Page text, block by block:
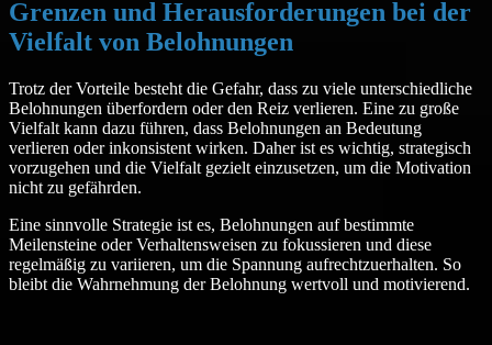
Grenzen und Herausforderungen bei der
Vielfalt von Belohnungen
Trotz der Vorteile besteht die Gefahr, dass zu viele unterschiedliche
Belohnungen überfordern oder den Reiz verlieren. Eine zu große
Vielfalt kann dazu führen, dass Belohnungen an Bedeutung
verlieren oder inkonsistent wirken. Daher ist es wichtig, strategisch
vorzugehen und die Vielfalt gezielt einzusetzen, um die Motivation
nicht zu gefährden.
Eine sinnvolle Strategie ist es, Belohnungen auf bestimmte
Meilensteine oder Verhaltensweisen zu fokussieren und diese
regelmäßig zu variieren, um die Spannung aufrechtzuerhalten. So
bleibt die Wahrnehmung der Belohnung wertvoll und motivierend.